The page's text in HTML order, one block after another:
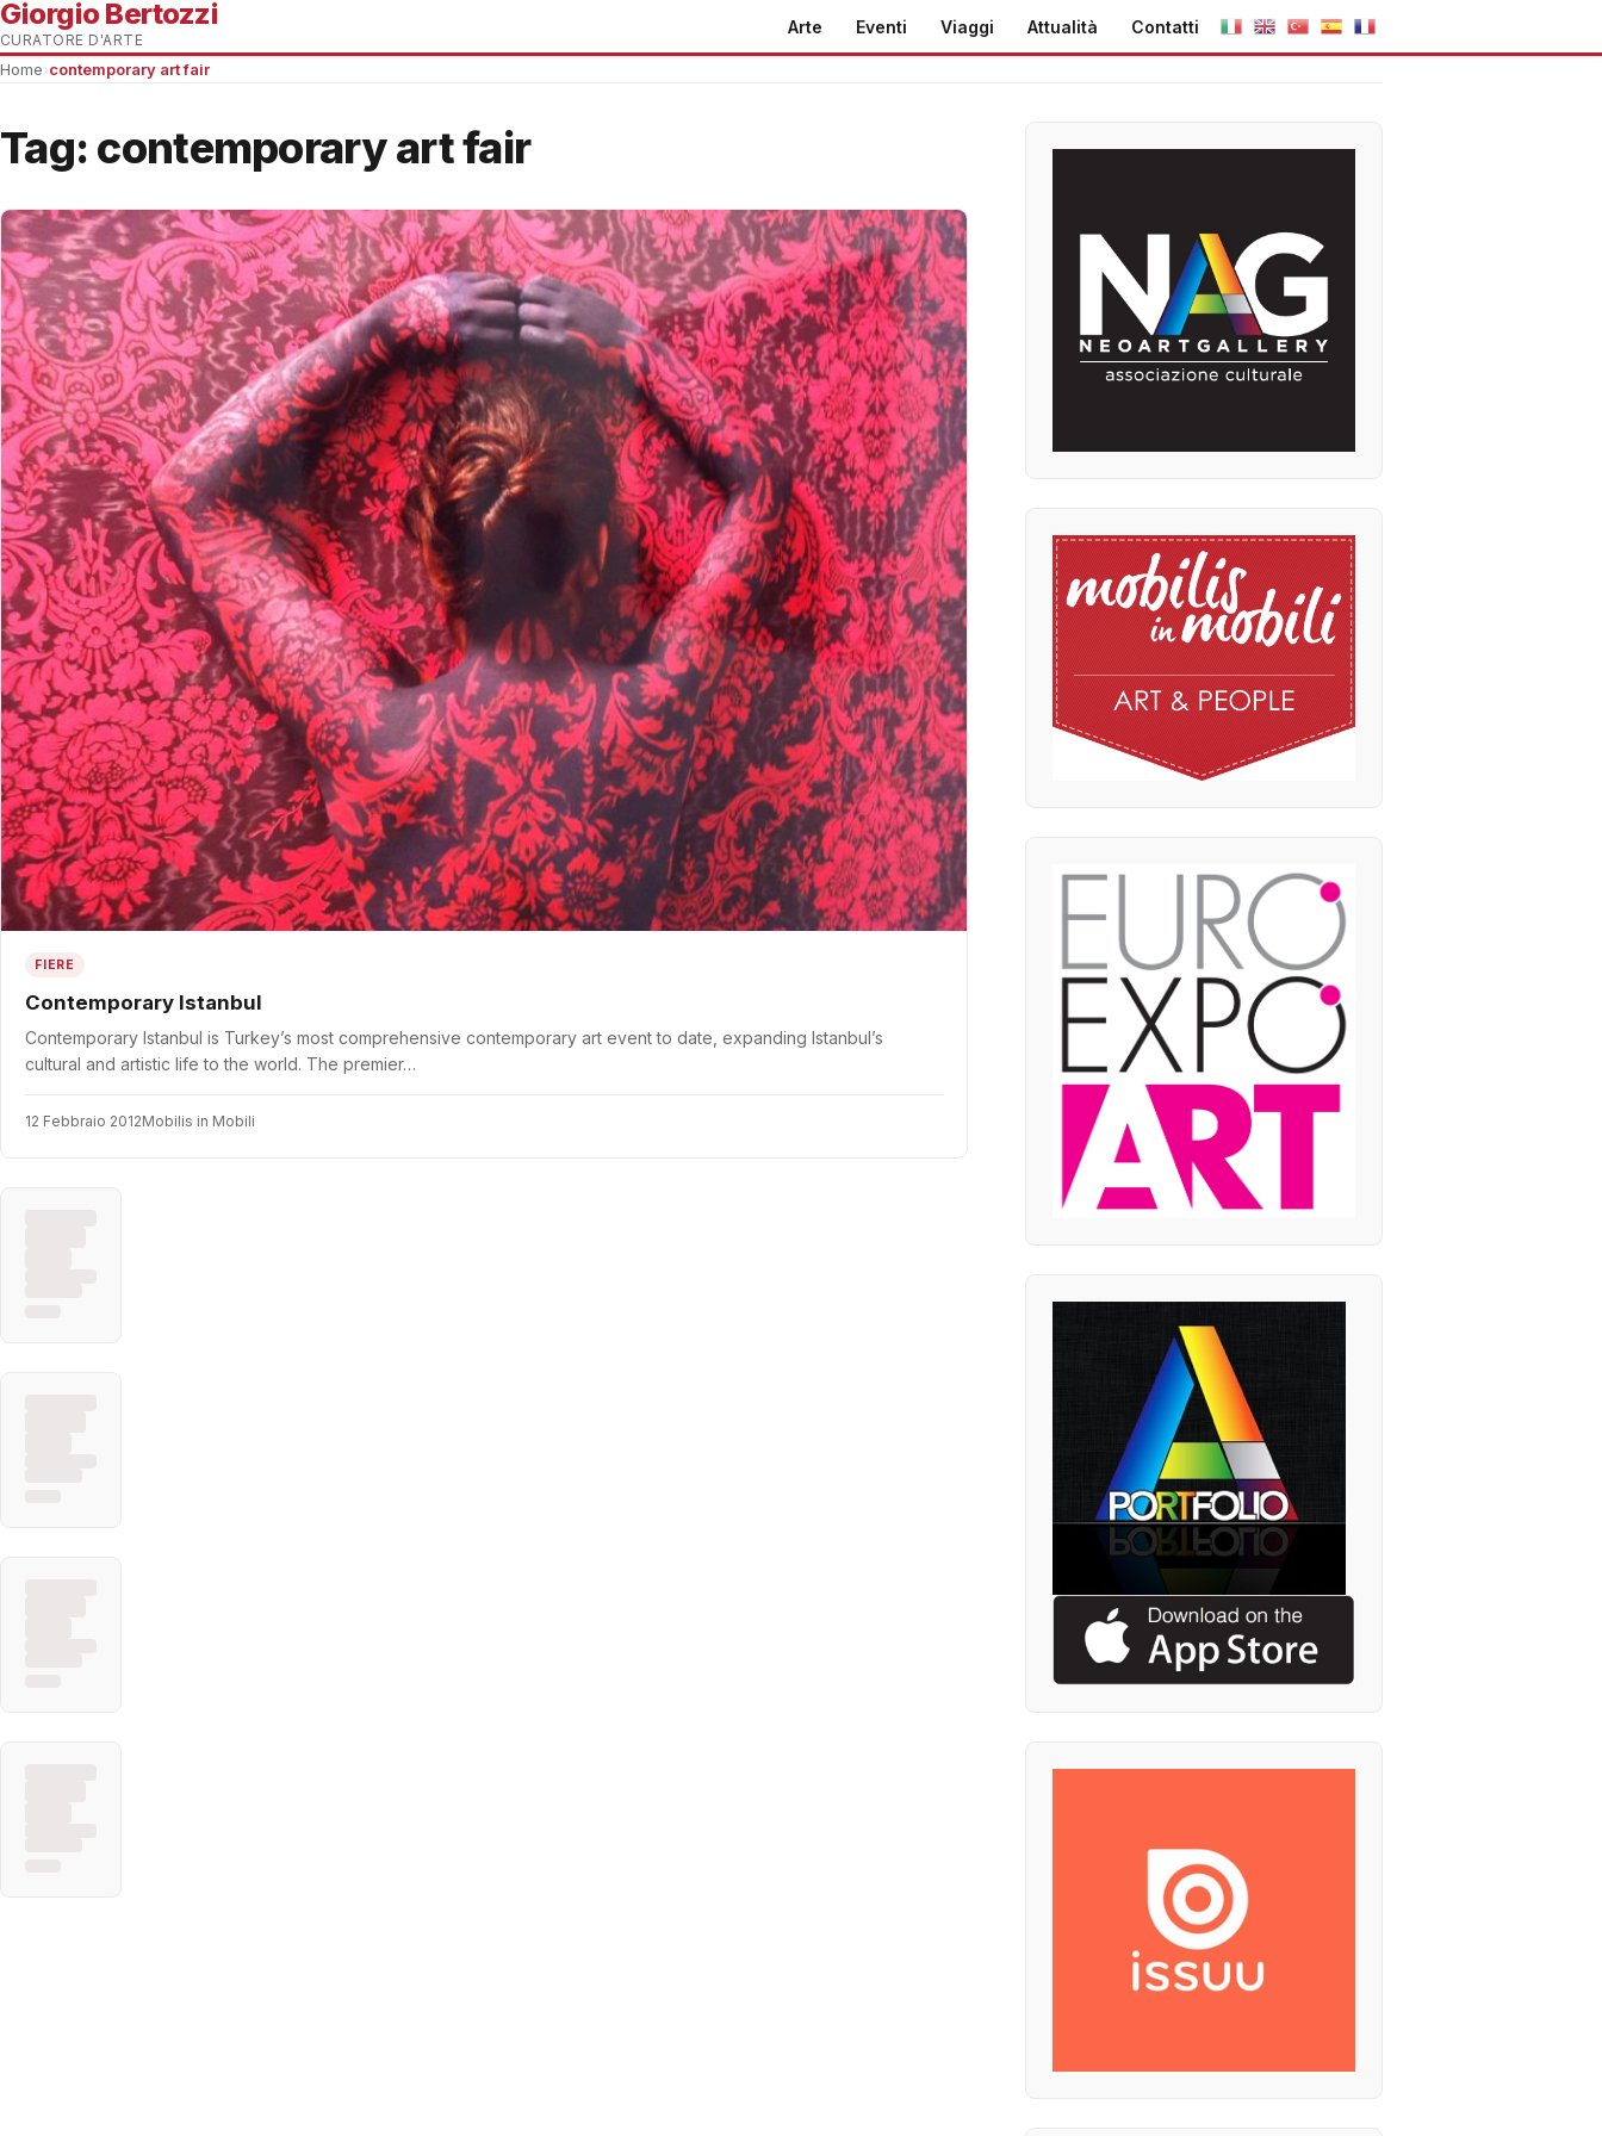
Giorgio Bertozzi
CURATORE D'ARTE
Arte Eventi Viaggi Attualità Contatti
Home contemporary art fair
Tag: contemporary art fair
FIERE
Contemporary Istanbul
Contemporary Istanbul is Turkey’s most comprehensive contemporary art event to date, expanding Istanbul’s
cultural and artistic life to the world. The premier…
12 Febbraio 2012Mobilis in Mobili